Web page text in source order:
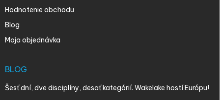
Hodnotenie obchodu
Blog
Moja objednávka
BLOG
Šesť dní, dve disciplíny, desať kategórií. Wakelake hostí Európu!